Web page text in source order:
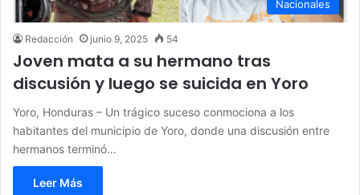
Nacionales
Redacción junio 9, 2025 54
Joven mata a su hermano tras
discusión y luego se suicida en Yoro
Yoro, Honduras – Un trágico suceso conmociona a los
habitantes del municipio de Yoro, donde una discusión entre
hermanos terminó…
Leer Más